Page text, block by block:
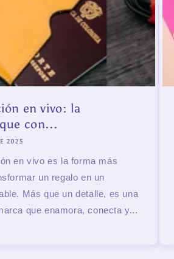
en vivo: la
con...
2025
en vivo es la forma más
un regalo en un
Más que un detalle, es una
que enamora, conecta y...